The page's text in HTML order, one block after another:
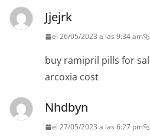
Jjejrk
el 26/05/2023 a las 9:34 am
buy ramipril pills for
arcoxia cost
Nhdbyn
el 27/05/2023 a las 6:27 pm